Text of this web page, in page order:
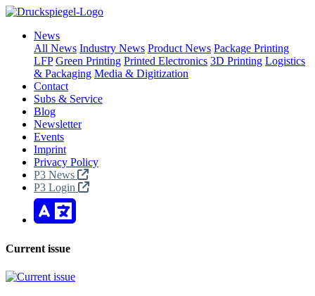
News
All News Industry News Product News Package Printing
LFP Green Printing Printed Electronics 3D Printing Logistics
& Packaging Media & Digitization
Contact
Subs & Service
Blog
Newsletter
Events
Imprint
Privacy Policy
P3 News
P3 Login
Current issue